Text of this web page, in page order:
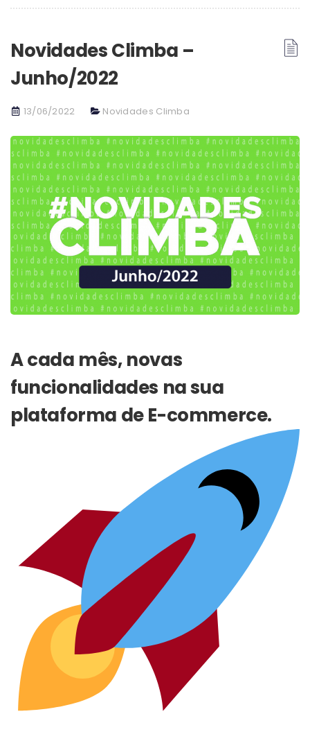
Novidades Climba –
Junho/2022
13/06/2022 Novidades Climba
A cada mês, novas
funcionalidades na sua
plataforma de E-commerce.